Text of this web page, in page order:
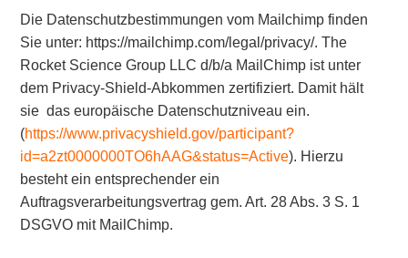
Die Datenschutzbestimmungen vom Mailchimp finden
Sie unter: https://mailchimp.com/legal/privacy/. The
Rocket Science Group LLC d/b/a MailChimp ist unter
dem Privacy-Shield-Abkommen zertifiziert. Damit hält
sie das europäische Datenschutzniveau ein.
(https://www.privacyshield.gov/participant?
id=a2zt0000000TO6hAAG&status=Active). Hierzu
besteht ein entsprechender ein
Auftragsverarbeitungsvertrag gem. Art. 28 Abs. 3 S. 1
DSGVO mit MailChimp.